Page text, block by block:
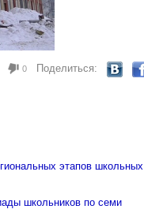
0 Поделиться:
этапов школьных
школьников по семи